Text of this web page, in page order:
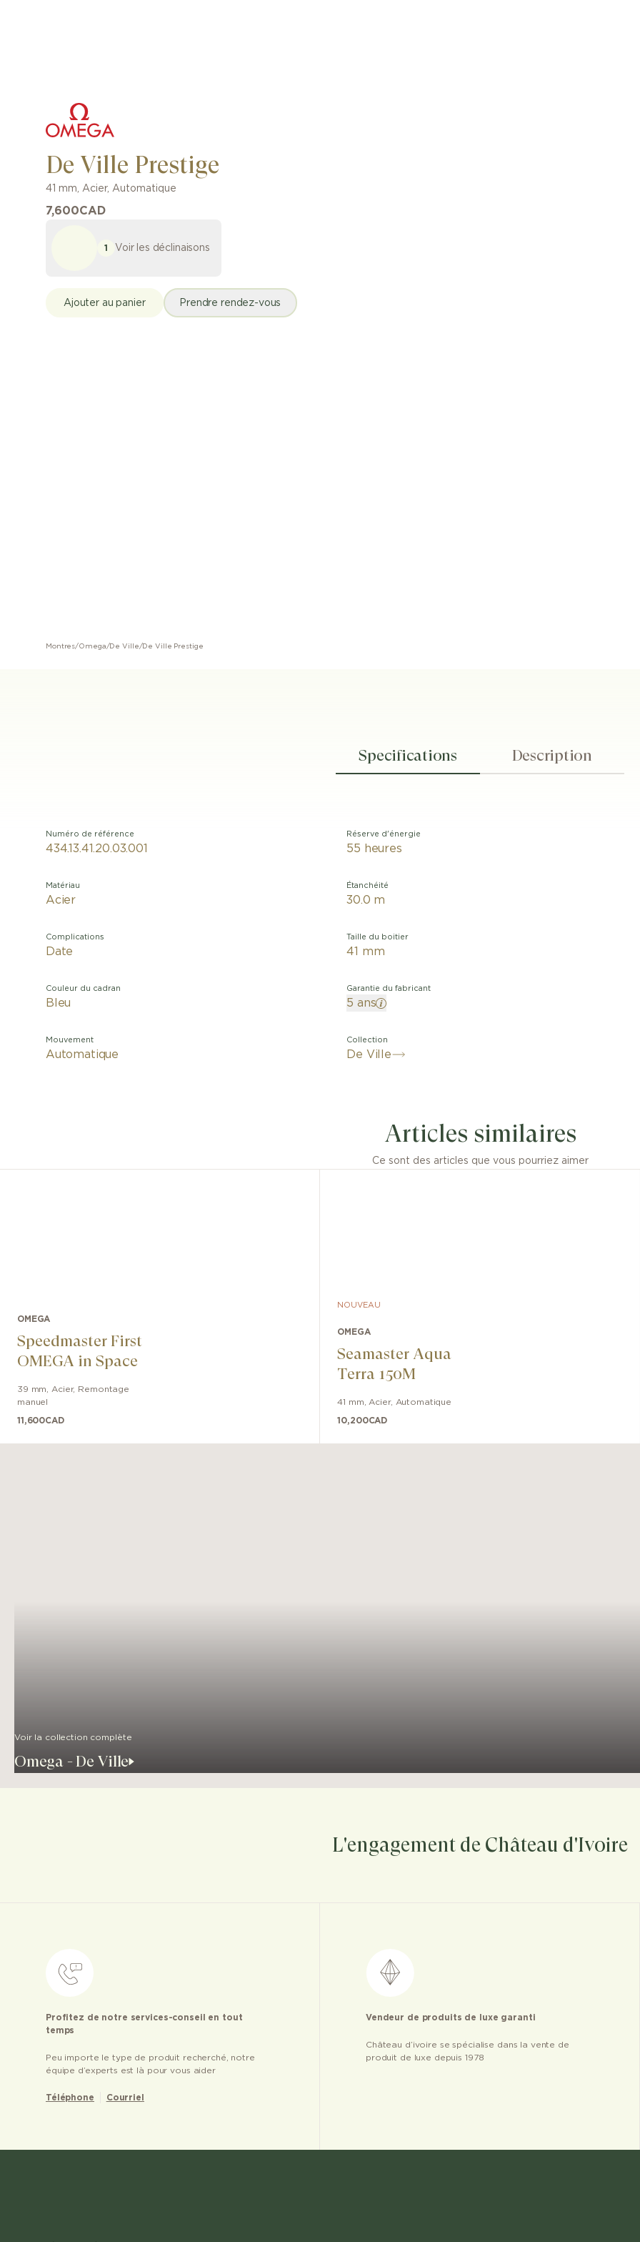
De Ville Prestige
41 mm, Acier, Automatique
7,600CAD
1 Voir les déclinaisons
Ajouter au panier Prendre rendez-vous
Montres/Omega/De Ville/De Ville Prestige
Specifications Description
Numéro de référence
434.13.41.20.03.001
Matériau
Acier
Complications
Date
Couleur du cadran
Bleu
Mouvement
Automatique
Réserve d'énergie
55 heures
Étanchéité
30.0 m
Taille du boitier
41 mm
Garantie du fabricant
5 ans
Collection
De Ville
leur élégance raffinée, ces montres proposent une gamme de
finitions et de couleurs pour s'adapter à tous les styles de vie et
personnalités.
8802, que l'on peut admirer à travers le fond de boîtier en
résistant aux rayures.
Articles similaires
Ce sont des articles que vous pourriez aimer
OMEGA
Speedmaster First
OMEGA in Space
39 mm Acier, Remontage
manuel
11,600CAD
NOUVEAU
OMEGA
Seamaster Aqua
Terra 150M
41 mm Acier, Automatique
10,200CAD
Voir la collection complète
Omega - De Ville
L'engagement de Château d'Ivoire
Profitez de notre services-conseil en tout
temps
Peu importe le type de produit recherché, notre
équipe d’experts est là pour vous aider
Téléphone Courriel
Vendeur de produits de luxe garanti
Château d’ivoire se spécialise dans la vente de
produit de luxe depuis 1978